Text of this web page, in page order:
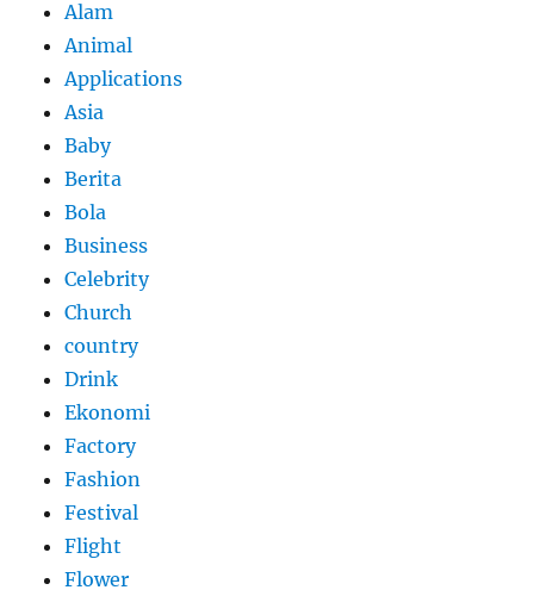
Alam
Animal
Applications
Asia
Baby
Berita
Bola
Business
Celebrity
Church
country
Drink
Ekonomi
Factory
Fashion
Festival
Flight
Flower